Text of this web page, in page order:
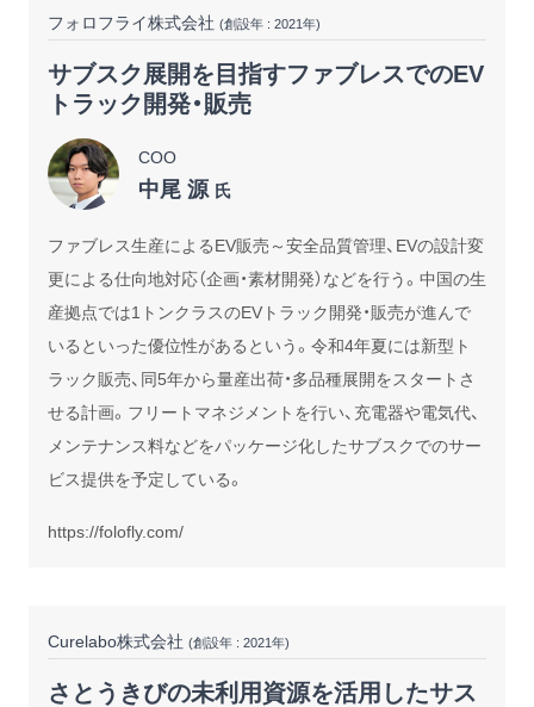
フォロフライ株式会社 (創設年 : 2021年)
サブスク展開を目指すファブレスでのEV
トラック開発・販売
COO
中尾 源 氏
ファブレス生産によるEV販売～安全品質管理、EVの設計変
更による仕向地対応（企画・素材開発）などを行う。中国の生
産拠点では1トンクラスのEVトラック開発・販売が進んで
いるといった優位性があるという。令和4年夏には新型ト
ラック販売、同5年から量産出荷・多品種展開をスタートさ
せる計画。フリートマネジメントを行い、充電器や電気代、
メンテナンス料などをパッケージ化したサブスクでのサー
ビス提供を予定している。
https://folofly.com/
Curelabo株式会社 (創設年 : 2021年)
さとうきびの未利用資源を活用したサス